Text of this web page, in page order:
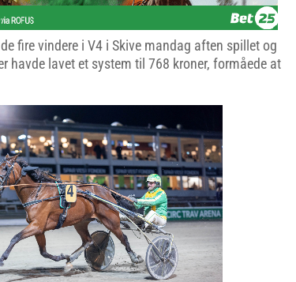
fire vindere i V4 i Skive mandag aften spillet og
havde lavet et system til 768 kroner, formåede at